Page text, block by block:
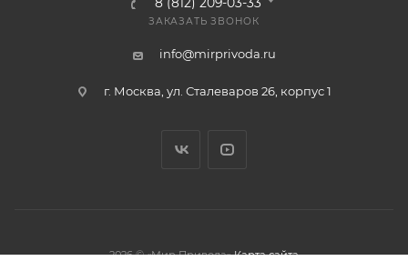
ЗАКАЗАТЬ ЗВОНОК
info@mirprivoda.ru
г. Москва, ул. Сталеваров 26, корпус 1
2026 © «Мир Привода» Карта сайта